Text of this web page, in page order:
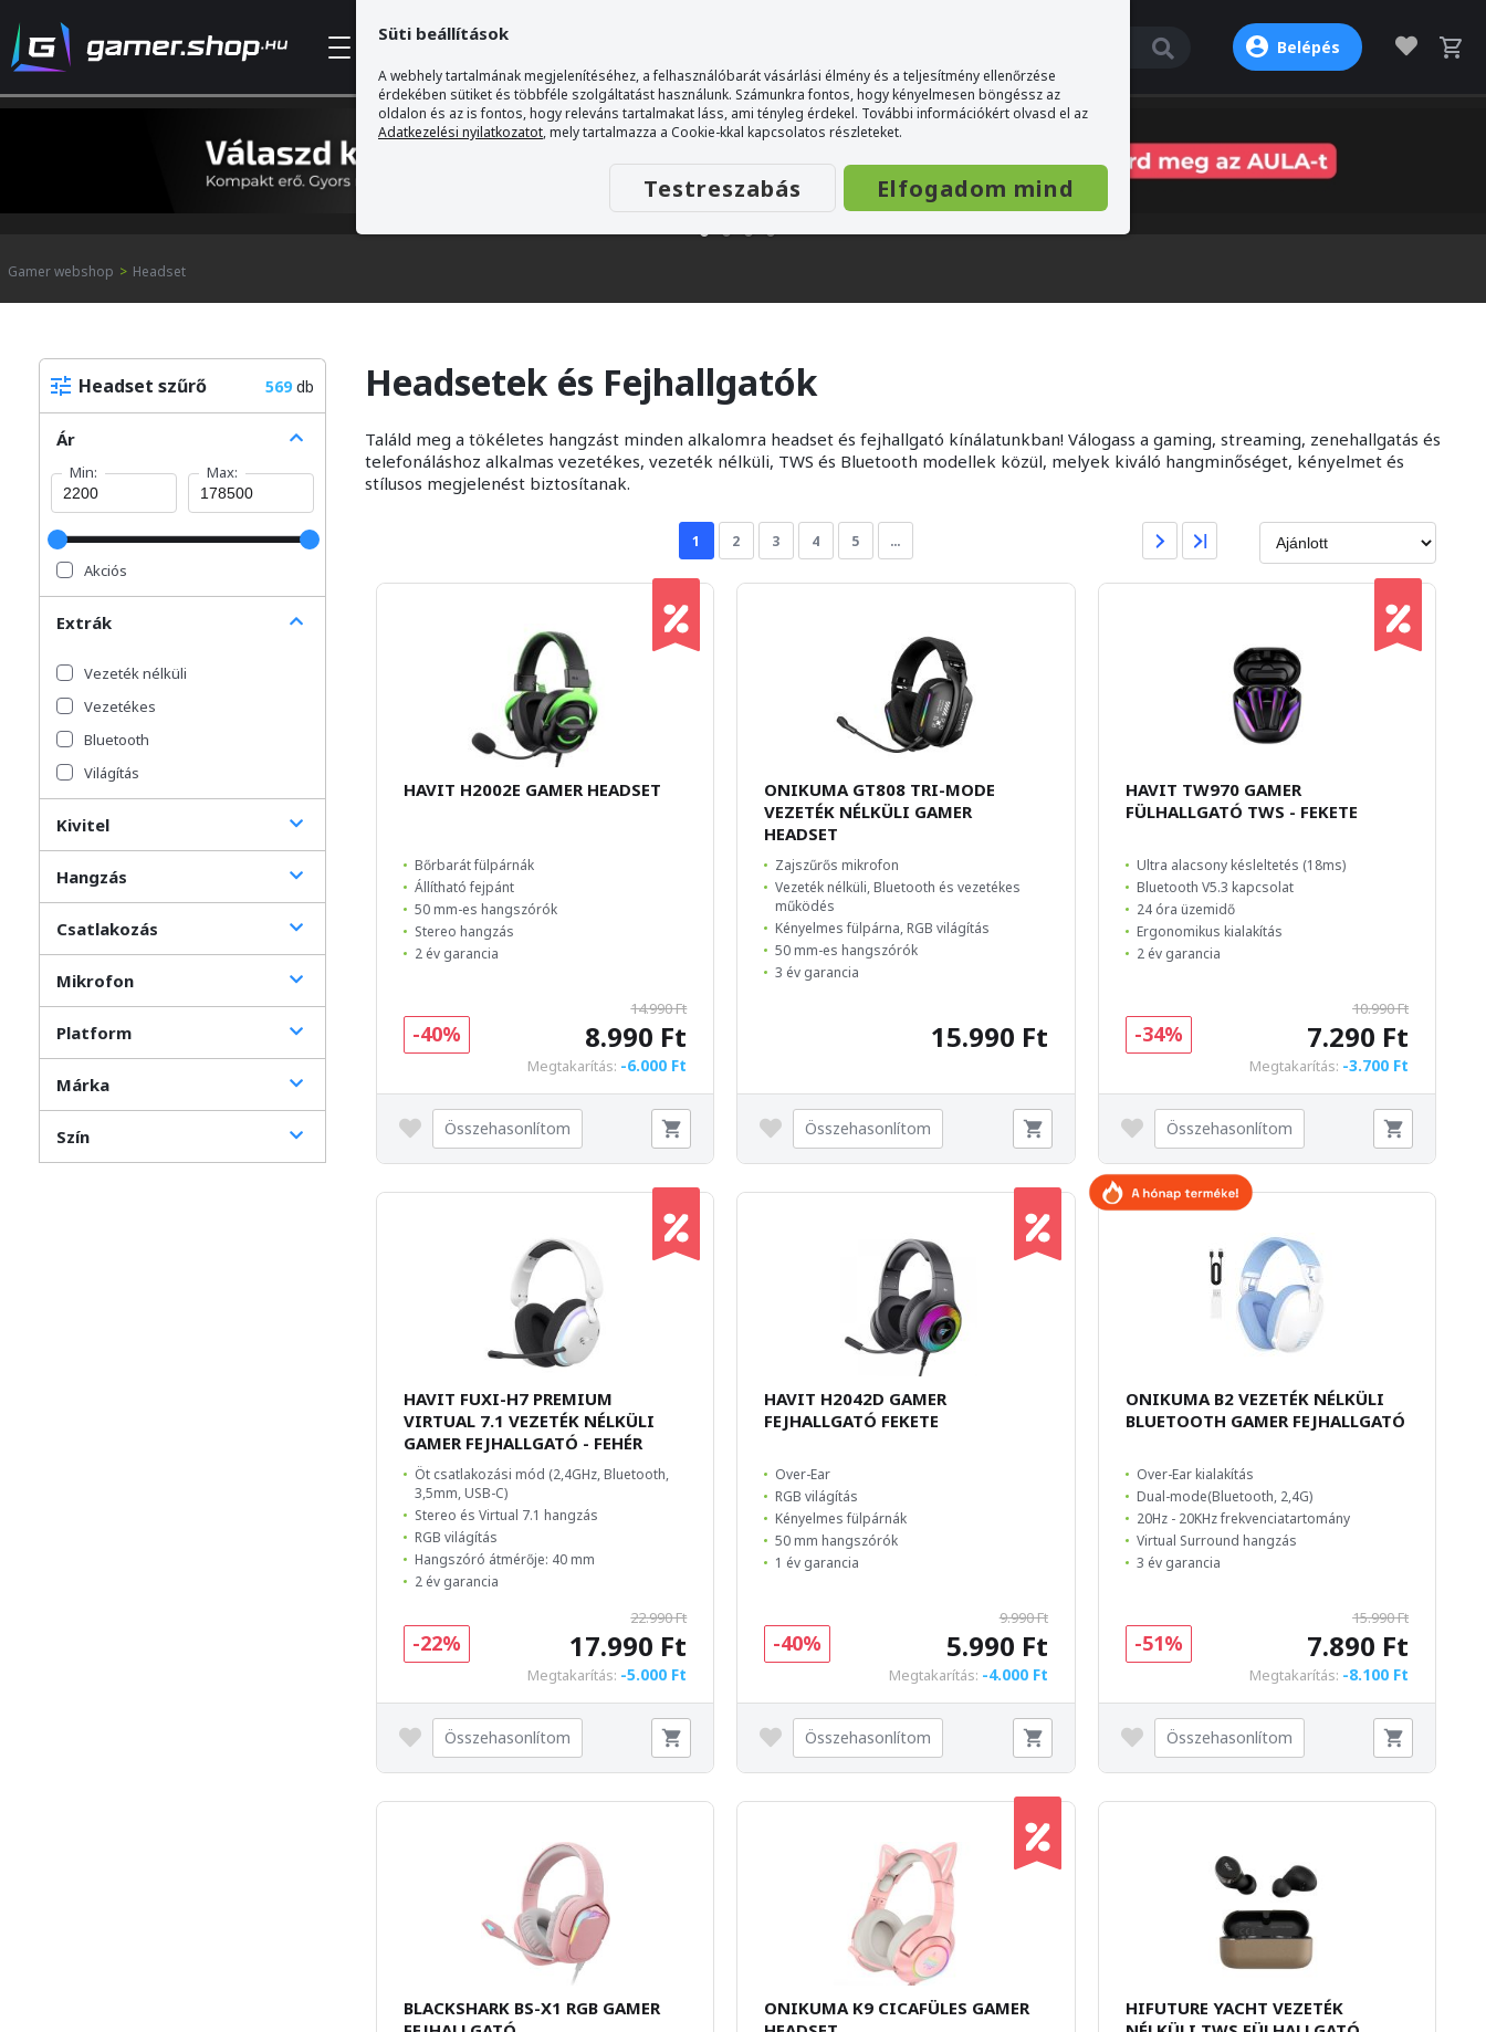
Belépés
Kategóriák
Gamer webshop > Headset
Headset szűrő 569db
Ár
Min: Max:
Akciós
Extrák
Vezeték nélküli
Vezetékes
Bluetooth
Világítás
Kivitel
Hangzás
Csatlakozás
Mikrofon
Platform
Márka
Szín
Headsetek és Fejhallgatók
Találd meg a tökéletes hangzást minden alkalomra headset és fejhallgató kínálatunkban! Válogass a gaming, streaming, zenehallgatás és
telefonáláshoz alkalmas vezetékes, vezeték nélküli, TWS és Bluetooth modellek közül, melyek kiváló hangminőséget, kényelmet és
stílusos megjelenést biztosítanak.
1 2 3 4 5 …
HAVIT H2002E GAMER HEADSET
Bőrbarát fülpárnák
Állítható fejpánt
50 mm-es hangszórók
Stereo hangzás
2 év garancia
14.990 Ft
8.990 Ft
Megtakarítás: -6.000 Ft
-40%
Összehasonlítom
ONIKUMA GT808 TRI-MODE
VEZETÉK NÉLKÜLI GAMER
HEADSET
Zajszűrős mikrofon
Vezeték nélküli, Bluetooth és vezetékes
működés
Kényelmes fülpárna, RGB világítás
50 mm-es hangszórók
3 év garancia
15.990 Ft
Összehasonlítom
HAVIT TW970 GAMER
FÜLHALLGATÓ TWS - FEKETE
Ultra alacsony késleltetés (18ms)
Bluetooth V5.3 kapcsolat
24 óra üzemidő
Ergonomikus kialakítás
2 év garancia
10.990 Ft
7.290 Ft
Megtakarítás: -3.700 Ft
-34%
Összehasonlítom
HAVIT FUXI-H7 PREMIUM
VIRTUAL 7.1 VEZETÉK NÉLKÜLI
GAMER FEJHALLGATÓ - FEHÉR
Öt csatlakozási mód (2,4GHz, Bluetooth,
3,5mm, USB-C)
Stereo és Virtual 7.1 hangzás
RGB világítás
Hangszóró átmérője: 40 mm
2 év garancia
22.990 Ft
17.990 Ft
Megtakarítás: -5.000 Ft
-22%
Összehasonlítom
HAVIT H2042D GAMER
FEJHALLGATÓ FEKETE
Over-Ear
RGB világítás
Kényelmes fülpárnák
50 mm hangszórók
1 év garancia
9.990 Ft
5.990 Ft
Megtakarítás: -4.000 Ft
-40%
Összehasonlítom
ONIKUMA B2 VEZETÉK NÉLKÜLI
BLUETOOTH GAMER FEJHALLGATÓ
Over-Ear kialakítás
Dual-mode(Bluetooth, 2,4G)
20Hz - 20KHz frekvenciatartomány
Virtual Surround hangzás
3 év garancia
15.990 Ft
7.890 Ft
Megtakarítás: -8.100 Ft
-51%
Összehasonlítom
BLACKSHARK BS-X1 RGB GAMER
ONIKUMA K9 CICAFÜLES GAMER
HIFUTURE YACHT VEZETÉK
Süti beállítások
A webhely tartalmának megjelenítéséhez, a felhasználóbarát vásárlási élmény és a teljesítmény ellenőrzése
érdekében sütiket és többféle szolgáltatást használunk. Számunkra fontos, hogy kényelmesen böngéssz az
oldalon és az is fontos, hogy releváns tartalmakat láss, ami tényleg érdekel. További információkért olvasd el az
Adatkezelési nyilatkozatot, mely tartalmazza a Cookie-kkal kapcsolatos részleteket.
Testreszabás Elfogadom mind